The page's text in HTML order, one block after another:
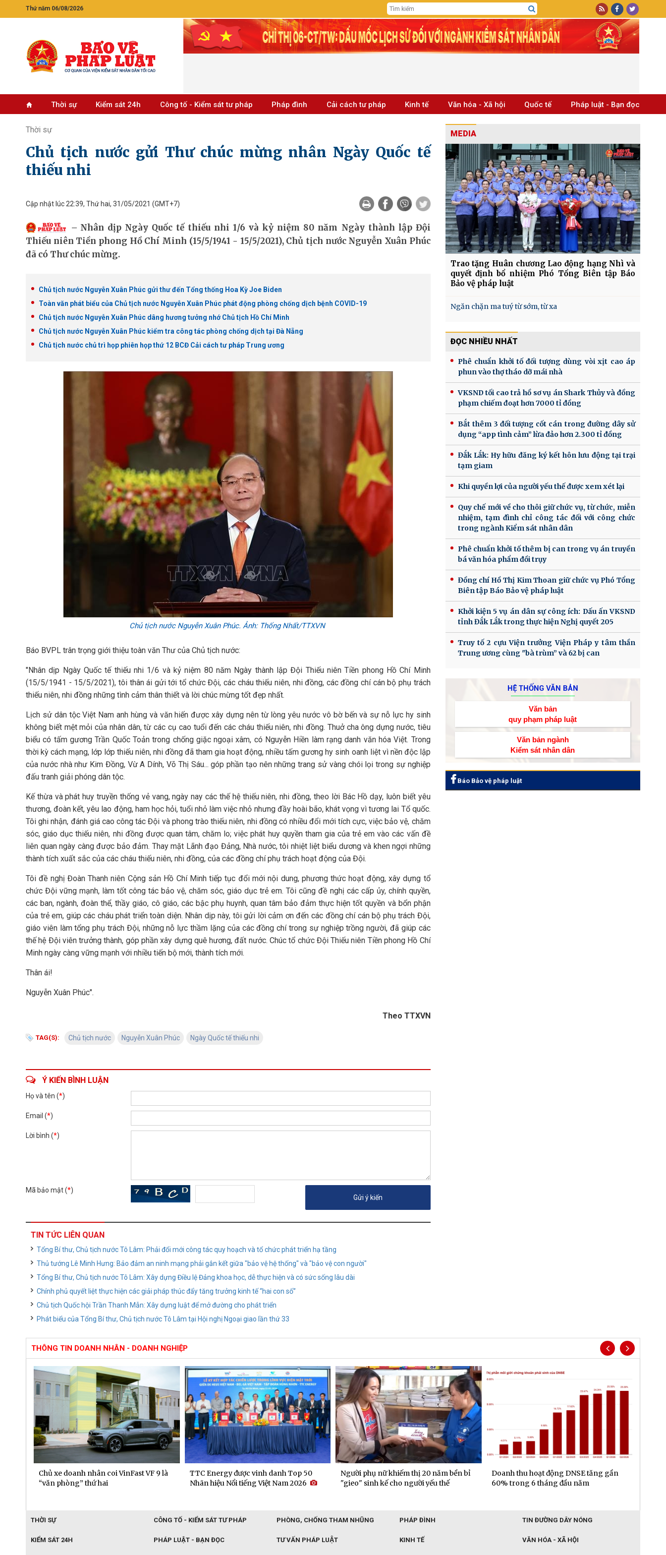
Thứ năm 06/08/2026
Thời sự Kiểm sát 24h Công tố - Kiểm sát tư pháp Pháp đình Cải cách tư pháp Kinh tế Văn hóa - Xã hội Quốc tế Pháp luật - Bạn đọc
Thời sự
Chủ tịch nước gửi Thư chúc mừng nhân Ngày Quốc tế
thiếu nhi
Cập nhật lúc 22:39, Thứ hai, 31/05/2021 (GMT+7)
Nhân dịp Ngày Quốc tế thiếu nhi 1/6 và kỷ niệm 80 năm Ngày thành lập Đội
Thiếu niên Tiền phong Hồ Chí Minh (15/5/1941 - 15/5/2021), Chủ tịch nước Nguyễn Xuân Phúc
đã có Thư chúc mừng.
Chủ tịch nước Nguyễn Xuân Phúc gửi thư đến Tổng thống Hoa Kỳ Joe Biden
Toàn văn phát biểu của Chủ tịch nước Nguyễn Xuân Phúc phát động phòng chống dịch bệnh COVID-19
Chủ tịch nước Nguyễn Xuân Phúc dâng hương tưởng nhớ Chủ tịch Hồ Chí Minh
Chủ tịch nước Nguyễn Xuân Phúc kiểm tra công tác phòng chống dịch tại Đà Nẵng
Chủ tịch nước chủ trì họp phiên họp thứ 12 BCĐ Cải cách tư pháp Trung ương
Chủ tịch nước Nguyễn Xuân Phúc. Ảnh: Thống Nhất/TTXVN
Báo BVPL trân trọng giới thiệu toàn văn Thư của Chủ tịch nước:
"Nhân dịp Ngày Quốc tế thiếu nhi 1/6 và kỷ niệm 80 năm Ngày thành lập Đội Thiếu niên Tiền phong Hồ Chí Minh
(15/5/1941 - 15/5/2021), tôi thân ái gửi tới tổ chức Đội, các cháu thiếu niên, nhi đồng, các đồng chí cán bộ phụ trách
thiếu niên, nhi đồng những tình cảm thân thiết và lời chúc mừng tốt đẹp nhất.
Lịch sử dân tộc Việt Nam anh hùng và văn hiến được xây dựng nên từ lòng yêu nước vô bờ bến và sự nỗ lực hy sinh
không biết mệt mỏi của nhân dân, từ các cụ cao tuổi đến các cháu thiếu niên, nhi đồng. Thuở cha ông dựng nước, tiêu
biểu có tấm gương Trần Quốc Toản trong chống giặc ngoại xâm, có Nguyễn Hiền làm rạng danh văn hóa Việt. Trong
thời kỳ cách mạng, lớp lớp thiếu niên, nhi đồng đã tham gia hoạt động, nhiều tấm gương hy sinh oanh liệt vì nền độc lập
của nước nhà như Kim Đồng, Vừ A Dính, Võ Thị Sáu... góp phần tạo nên những trang sử vàng chói lọi trong sự nghiệp
đấu tranh giải phóng dân tộc.
Kế thừa và phát huy truyền thống vẻ vang, ngày nay các thế hệ thiếu niên, nhi đồng, theo lời Bác Hồ dạy, luôn biết yêu
thương, đoàn kết, yêu lao động, ham học hỏi, tuổi nhỏ làm việc nhỏ nhưng đầy hoài bão, khát vọng vì tương lai Tổ quốc.
Tôi ghi nhận, đánh giá cao công tác Đội và phong trào thiếu niên, nhi đồng có nhiều đổi mới tích cực, việc bảo vệ, chăm
sóc, giáo dục thiếu niên, nhi đồng được quan tâm, chăm lo; việc phát huy quyền tham gia của trẻ em vào các vấn đề
liên quan ngày càng được bảo đảm. Thay mặt Lãnh đạo Đảng, Nhà nước, tôi nhiệt liệt biểu dương và khen ngợi những
thành tích xuất sắc của các cháu thiếu niên, nhi đồng, của các đồng chí phụ trách hoạt động của Đội.
Tôi đề nghị Đoàn Thanh niên Cộng sản Hồ Chí Minh tiếp tục đổi mới nội dung, phương thức hoạt động, xây dựng tổ
chức Đội vững mạnh, làm tốt công tác bảo vệ, chăm sóc, giáo dục trẻ em. Tôi cũng đề nghị các cấp ủy, chính quyền,
các ban, ngành, đoàn thể, thầy giáo, cô giáo, các bậc phụ huynh, quan tâm bảo đảm thực hiện tốt quyền và bổn phận
của trẻ em, giúp các cháu phát triển toàn diện. Nhân dịp này, tôi gửi lời cảm ơn đến các đồng chí cán bộ phụ trách Đội,
giáo viên làm tổng phụ trách Đội, những nỗ lực thầm lặng của các đồng chí trong sự nghiệp trồng người, đã giúp các
thế hệ Đội viên trưởng thành, góp phần xây dựng quê hương, đất nước. Chúc tổ chức Đội Thiếu niên Tiền phong Hồ Chí
Minh ngày càng vững mạnh với nhiều tiến bộ mới, thành tích mới.
Thân ái!
Nguyễn Xuân Phúc".
Theo TTXVN
TAG(S): Chủ tịch nước Nguyễn Xuân Phúc Ngày Quốc tế thiếu nhi
Ý KIẾN BÌNH LUẬN
Họ và tên (*)
Email (*)
Lời bình (*)
Mã bảo mật (*)
TIN TỨC LIÊN QUAN
Tổng Bí thư, Chủ tịch nước Tô Lâm: Phải đổi mới công tác quy hoạch và tổ chức phát triển hạ tầng
Thủ tướng Lê Minh Hưng: Bảo đảm an ninh mạng phải gắn kết giữa "bảo vệ hệ thống" và "bảo vệ con người"
Tổng Bí thư, Chủ tịch nước Tô Lâm: Xây dựng Điều lệ Đảng khoa học, dễ thực hiện và có sức sống lâu dài
Chính phủ quyết liệt thực hiện các giải pháp thúc đẩy tăng trưởng kinh tế “hai con số”
Chủ tịch Quốc hội Trần Thanh Mẫn: Xây dựng luật để mở đường cho phát triển
Phát biểu của Tổng Bí thư, Chủ tịch nước Tô Lâm tại Hội nghị Ngoại giao lần thứ 33
MEDIA
Trao tặng Huân chương Lao động hạng Nhì và
quyết định bổ nhiệm Phó Tổng Biên tập Báo
Bảo vệ pháp luật
Ngăn chặn ma tuý từ sớm, từ xa
ĐỌC NHIỀU NHẤT
Phê chuẩn khởi tố đối tượng dùng vòi xịt cao áp
phun vào thợ tháo dỡ mái nhà
VKSND tối cao trả hồ sơ vụ án Shark Thủy và đồng
phạm chiếm đoạt hơn 7000 tỉ đồng
Bắt thêm 3 đối tượng cốt cán trong đường dây sử
dụng “app tình cảm” lừa đảo hơn 2.300 tỉ đồng
Đắk Lắk: Hy hữu đăng ký kết hôn lưu động tại trại
tạm giam
Khi quyền lợi của người yếu thế được xem xét lại
Quy chế mới về cho thôi giữ chức vụ, từ chức, miễn
nhiệm, tạm đình chỉ công tác đối với công chức
trong ngành Kiểm sát nhân dân
Phê chuẩn khởi tố thêm bị can trong vụ án truyền
bá văn hóa phẩm đồi trụy
Đồng chí Hồ Thị Kim Thoan giữ chức vụ Phó Tổng
Biên tập Báo Bảo vệ pháp luật
Khởi kiện 5 vụ án dân sự công ích: Dấu ấn VKSND
tỉnh Đắk Lắk trong thực hiện Nghị quyết 205
Truy tố 2 cựu Viện trưởng Viện Pháp y tâm thần
Trung ương cùng "bà trùm” và 62 bị can
HỆ THỐNG VĂN BẢN
Văn bản
quy phạm pháp luật
Văn bản ngành
Kiểm sát nhân dân
Báo Bảo vệ pháp luật
THÔNG TIN DOANH NHÂN - DOANH NGHIỆP
Chủ xe doanh nhân coi VinFast VF 9 là
“văn phòng” thứ hai
TTC Energy được vinh danh Top 50
Nhãn hiệu Nổi tiếng Việt Nam 2026
Người phụ nữ khiếm thị 20 năm bền bỉ
"gieo" sinh kế cho người yếu thế
Doanh thu hoạt động DNSE tăng gần
60% trong 6 tháng đầu năm
THỜI SỰ CÔNG TỐ - KIỂM SÁT TƯ PHÁP PHÒNG, CHỐNG THAM NHŨNG PHÁP ĐÌNH TIN ĐƯỜNG DÂY NÓNG
KIỂM SÁT 24H PHÁP LUẬT - BẠN ĐỌC TƯ VẤN PHÁP LUẬT KINH TẾ VĂN HÓA - XÃ HỘI